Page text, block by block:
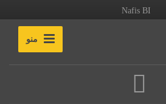
Nafis BI
منو